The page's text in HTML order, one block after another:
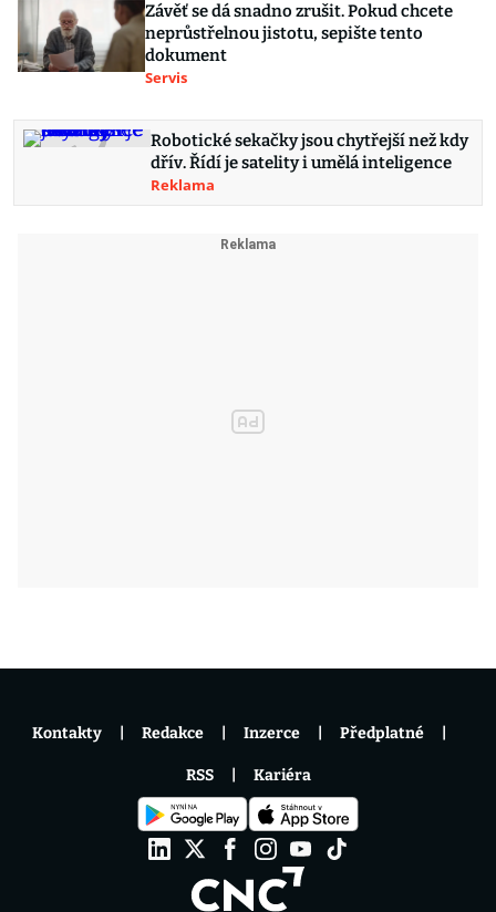
Závěť se dá snadno zrušit. Pokud chcete
neprůstřelnou jistotu, sepište tento
dokument
Servis
Robotické sekačky jsou chytřejší než kdy
dřív. Řídí je satelity i umělá inteligence
Reklama
Kontakty Redakce Inzerce Předplatné
RSS Kariéra